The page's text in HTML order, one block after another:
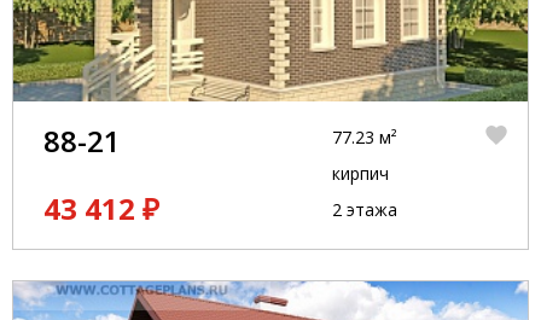
88-21
43 412 ₽
77.23 м²
кирпич
2 этажа